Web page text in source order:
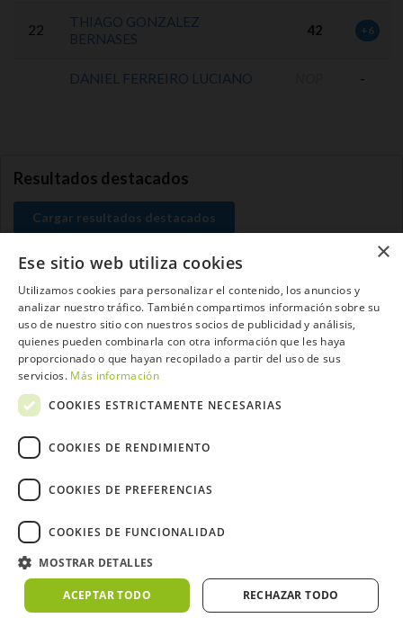
22
THIAGO GONZALEZ
BERNASES
42 +6
DANIEL FERREIRO LUCIANO -
Resultados destacados
Cargar resultados destacados
Contacta con el equipo de NextCaddy
Opina Contacta
Política de Cookies
Política de Privacidad
Meteo ©AEMET Meteo ©DarkSky
×
Ese sitio web utiliza cookies
Utilizamos cookies para personalizar el contenido, los anuncios y
analizar nuestro tráfico. También compartimos información sobre su
uso de nuestro sitio con nuestros socios de publicidad y análisis,
quienes pueden combinarla con otra información que les haya
proporcionado o que hayan recopilado a partir del uso de sus
servicios. Más información
COOKIES ESTRICTAMENTE NECESARIAS
COOKIES DE RENDIMIENTO
COOKIES DE PREFERENCIAS
COOKIES DE FUNCIONALIDAD
MOSTRAR DETALLES
ACEPTAR TODO RECHAZAR TODO